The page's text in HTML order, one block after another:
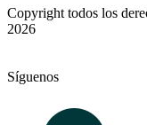
Copyright todos los
2026
Síguenos